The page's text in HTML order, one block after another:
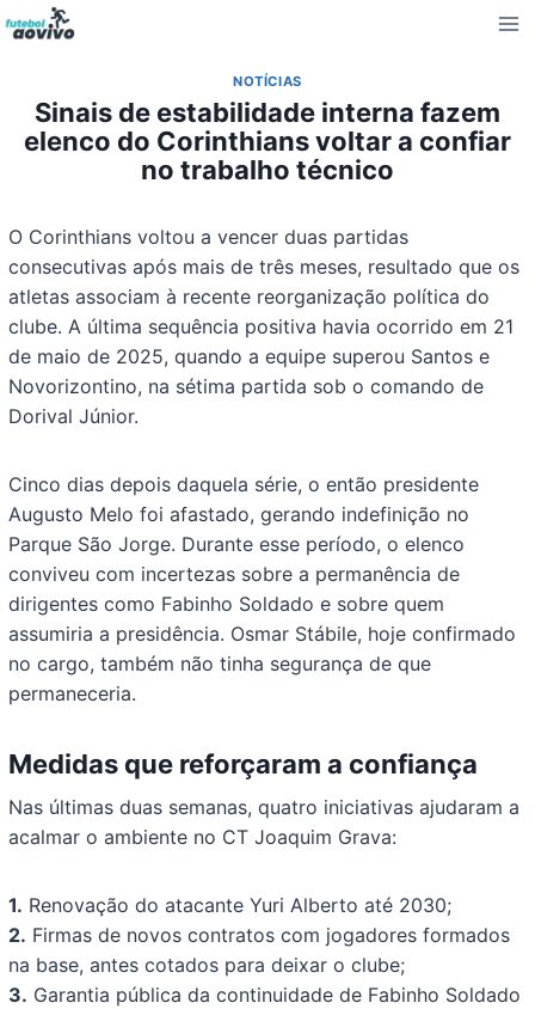
Pular
para
Conteúdo
NOTÍCIAS
Sinais de estabilidade interna fazem
elenco do Corinthians voltar a confiar
no trabalho técnico
O Corinthians voltou a vencer duas partidas
consecutivas após mais de três meses, resultado que os
atletas associam à recente reorganização política do
clube. A última sequência positiva havia ocorrido em 21
de maio de 2025, quando a equipe superou Santos e
Novorizontino, na sétima partida sob o comando de
Dorival Júnior.
Cinco dias depois daquela série, o então presidente
Augusto Melo foi afastado, gerando indefinição no
Parque São Jorge. Durante esse período, o elenco
conviveu com incertezas sobre a permanência de
dirigentes como Fabinho Soldado e sobre quem
assumiria a presidência. Osmar Stábile, hoje confirmado
no cargo, também não tinha segurança de que
permaneceria.
Medidas que reforçaram a confiança
Nas últimas duas semanas, quatro iniciativas ajudaram a
acalmar o ambiente no CT Joaquim Grava:
1. Renovação do atacante Yuri Alberto até 2030;
2. Firmas de novos contratos com jogadores formados
na base, antes cotados para deixar o clube;
3. Garantia pública da continuidade de Fabinho Soldado